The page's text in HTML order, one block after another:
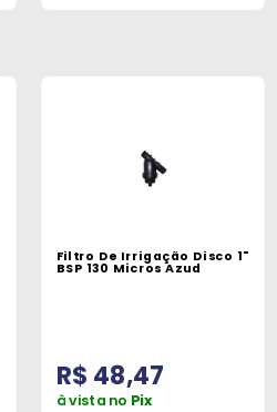
Filtro De Irrigação Disco 1"
BSP 130 Micros Azud
R$ 48,47
à vista no Pix